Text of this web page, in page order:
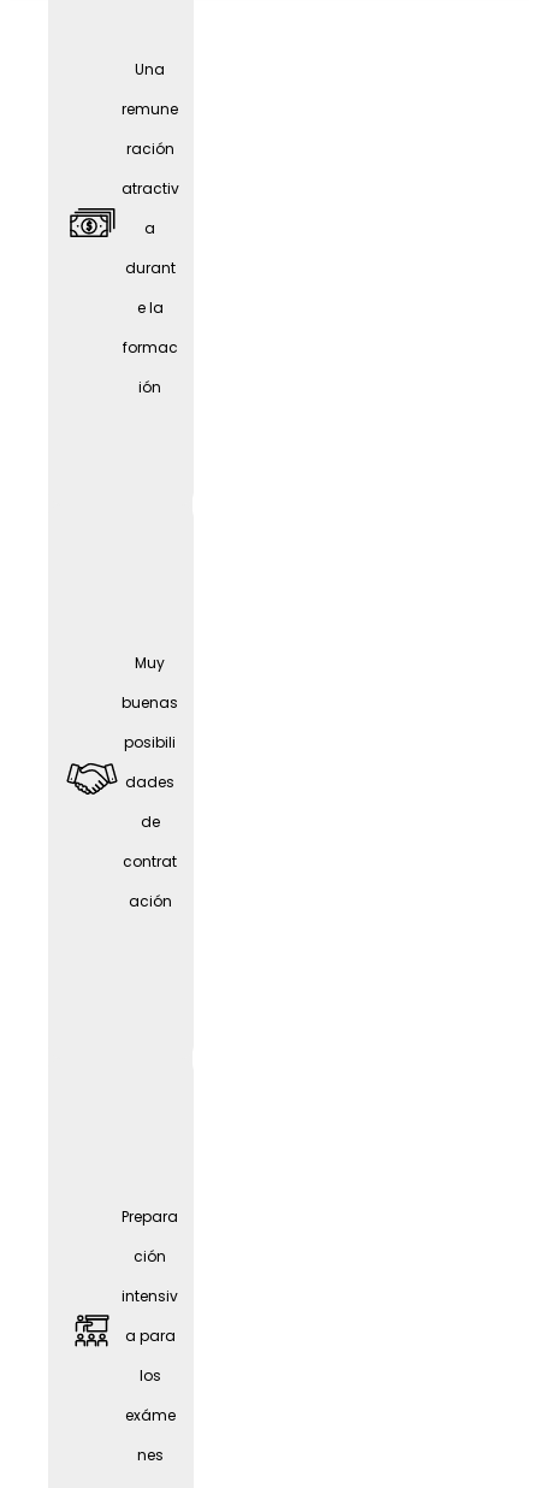
ia
médic
o
compl
ement
ario
gratuit
o
Amplia
oferta
de
oportu
Una
remune
ración
atractiv
a
durant
e la
formac
ión
Muy
buenas
posibili
dades
de
contrat
ación
Prepara
ción
intensiv
a para
los
exáme
nes